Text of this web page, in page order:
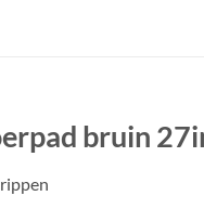
bruin